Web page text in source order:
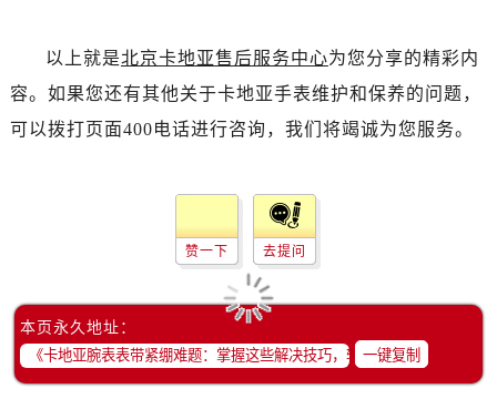
以上就是北京卡地亚售后服务中心为您分享的精彩内
容。如果您还有其他关于卡地亚手表维护和保养的问题，
可以拨打页面400电话进行咨询，我们将竭诚为您服务。
赞一下 去提问
本页永久地址：
一键复制